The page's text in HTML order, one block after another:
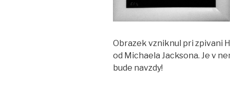
Obrazek vzniknul pri zpivani
od Michaela Jacksona. Je v
bude navzdy!